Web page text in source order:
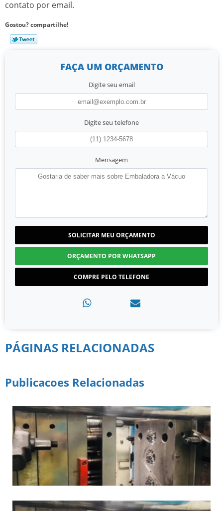
contato por email.
Gostou? compartilhe!
FAÇA UM ORÇAMENTO
Digite seu email
Digite seu telefone
Mensagem
SOLICITAR MEU ORÇAMENTO
ORÇAMENTO POR WHATSAPP
COMPRE PELO TELEFONE
PÁGINAS RELACIONADAS
Publicacoes Relacionadas